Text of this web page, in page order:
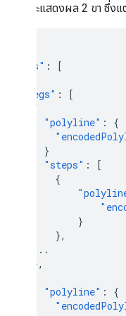
คำขอนี้จะแสดงผล 2 ขา ซึ่ง
"routes" :
[
"legs" :
[
{
"polyline" :
{
}
"steps" :
[
{
}
},
...
},
{
"polyline" :
{